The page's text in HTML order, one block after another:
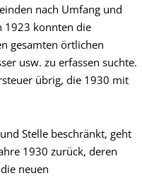
nach Umfang und
1923 konnten die
gesamten örtlichen
usw. zu erfassen suchte.
übrig, die 1930 mit
Stelle beschränkt, geht
1930 zurück, deren
neuen